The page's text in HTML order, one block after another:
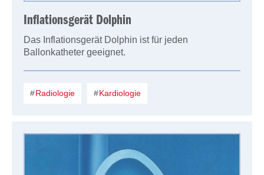
Inflationsgerät Dolphin
Das Inflationsgerät Dolphin ist für jeden
Ballonkatheter geeignet.
Radiologie Kardiologie